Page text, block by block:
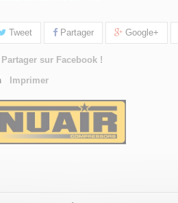
Tweet Partager Google+
Partager sur Facebook !
Imprimer